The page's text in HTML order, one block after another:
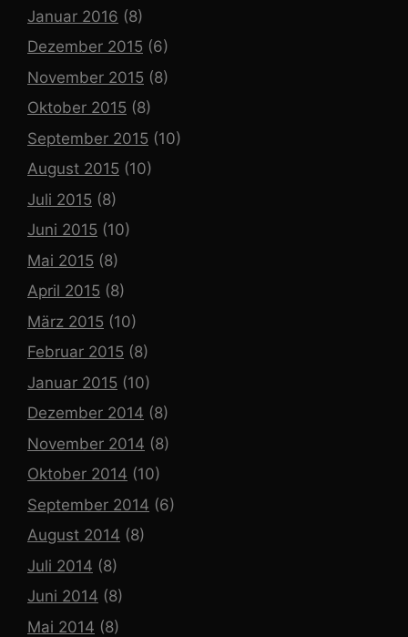
Januar 2016 (8)
Dezember 2015 (6)
November 2015 (8)
Oktober 2015 (8)
September 2015 (10)
August 2015 (10)
Juli 2015 (8)
Juni 2015 (10)
Mai 2015 (8)
April 2015 (8)
März 2015 (10)
Februar 2015 (8)
Januar 2015 (10)
Dezember 2014 (8)
November 2014 (8)
Oktober 2014 (10)
September 2014 (6)
August 2014 (8)
Juli 2014 (8)
Juni 2014 (8)
Mai 2014 (8)